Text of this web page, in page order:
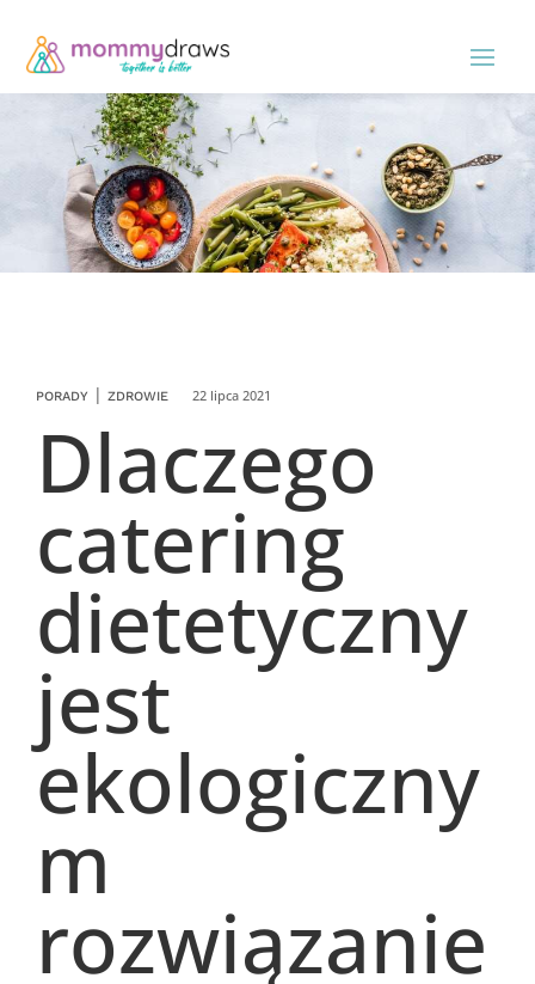
PORADY | ZDROWIE 22 lipca 2021
Dlaczego
catering
dietetyczny
jest
ekologiczny
m
rozwiązanie